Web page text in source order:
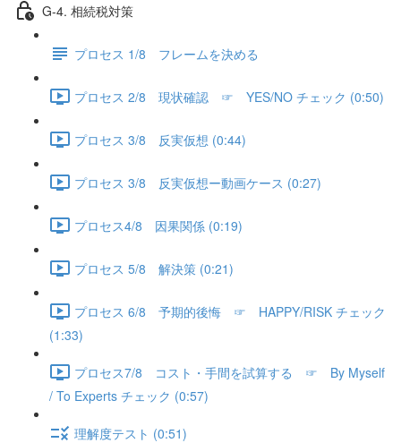
G-4. 相続税対策
プロセス 1/8 フレームを決める
プロセス 2/8 現状確認 ☞ YES/NO チェック (0:50)
プロセス 3/8 反実仮想 (0:44)
プロセス 3/8 反実仮想ー動画ケース (0:27)
プロセス4/8 因果関係 (0:19)
プロセス 5/8 解決策 (0:21)
プロセス 6/8 予期的後悔 ☞ HAPPY/RISK チェック
(1:33)
プロセス7/8 コスト・手間を試算する ☞ By Myself
/ To Experts チェック (0:57)
理解度テスト (0:51)